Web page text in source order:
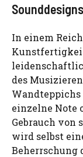
Sounddesigns
In einem
des
Wandteppichs
einzelne Note
Gebrauch von
wird selbst
Beherrschung